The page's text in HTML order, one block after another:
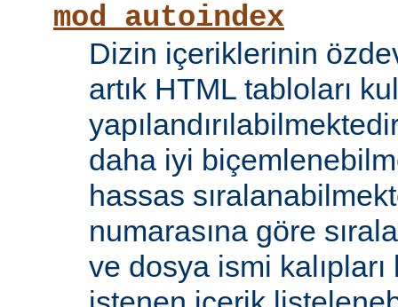
mod_autoindex
Dizin içeriklerinin
artık HTML tabloları
daha iyi
hassas
numarasına göre
ve dosya ismi